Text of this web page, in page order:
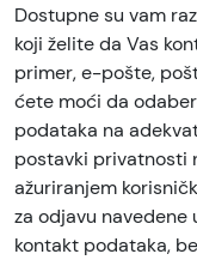
Dostupne su vam
koji želite da Vas
primer, e-pošte,
ćete moći da
podataka na
postavki privatnosti
ažuriranjem
za odjavu navedene
kontakt podataka,